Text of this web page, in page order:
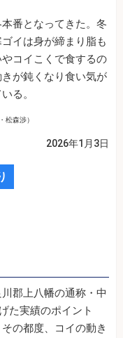
番となってきた。冬
イは身が締まり脂も
コイこくで食するの
が鈍くなり食い気が
る。
松森渉）
2026年1月3日
郡上八幡の通称・中
た実績のポイント
の都度、コイの動き